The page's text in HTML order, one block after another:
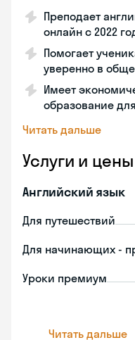
Преподает
онлайн с 2022
Помогает
уверенно в
Имеет
образование
Читать дальше
Услуги и цены
Английский язык
Для путешествий
Для начинающих -
Уроки премиум
Читать дальше